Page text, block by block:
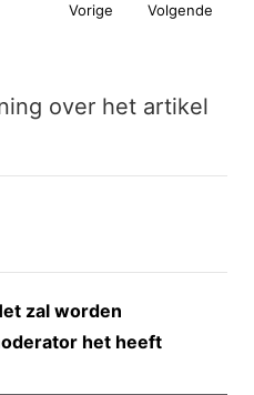
Vorige Volgende
over het artikel
zal worden
het heeft